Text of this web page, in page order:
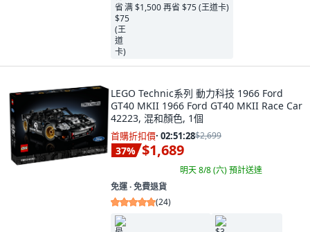
满 $1,500 再省 $75 (王道卡)
LEGO Technic系列 動力科技 1966 Ford
GT40 MKII 1966 Ford GT40 MKII Race Car
42223, 混和顏色, 1個
首購折扣價· 02:51:27$2,699
37% $1,689
明天 8/8 (六)預計送達
免運 ∙ 免費退貨
(24)